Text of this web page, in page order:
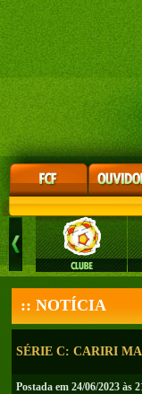
:: NOTÍCIA
SÉRIE C: CARIRI
Postada em 24/06/2023 às